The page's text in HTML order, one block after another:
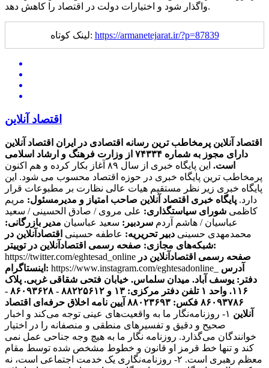
واگذار شود و اختیارات دولت در اقتصاد را کاهش دهد.
لینک کوتاه: https://armanetejarat.ir/?p=87839
اقتصاد آنلاین
اقتصاد آنلاین پرمخاطب ترین رسانه اقتصادی در ایران اقتصاد آنلاین
دارای مجوز به شماره ۷۴۳۳۴ از وزارت فرهنگ و ارشاد اسلامی
است.
این پایگاه خبری از سال ۸۹ آغاز بکار کرده و هم اکنون
پرمخاطب ترین پایگاه خبری در حوزه اقتصاد محسوب می شود. این
پایگاه خبری زیر نظر مستقیم هیات عالی نظارت بر مطبوعات قرار
دارد. پایگاه خبری اقتصاد آنلاین صاحب امتیاز و مدیرمسئول: مریم
کاظمی شورای سیاستگذاری: علی مروی / صادق الحسینی / سعید
عباسیان / هاشم آردم سردبیر: سعید عباسیان مدیر بازرگانی:
محمدمهدی حسینی دبیر تحریریه: عاطفه حسینی اقتصادآنلاین در
شبکه‌های مجازی:صفحه رسمی اقتصادآنلاین در توییتر:
https://twitter.com/eghtesad_online صفحه رسمی اقتصادآنلاین در
اینستاگرام: https://www.instagram.com/eghtesadonline_ آدرس
دفتر: یوسف آباد. میدان سلماس. خیابان فتحی شقاقی غربی. پلاک
۱۱۶. واحد ۱
تلفن دفتر مرکزی: ۱۳ و ۸۸۲۲۵۶۱۲ - ۸۶۰۹۳۶۲۸ -
۸۶۰۹۳۷۸۶ فکس: ۸۸۰۲۳۶۹۳
آیین نامه اخلاق حرفه‌ای اقتصاد
آنلاین
۱- روزنامه‌نگار ما به واقعیت‌های عینی توجه می‌کند و اخبار
صحیح و دقیق و تفسیرهای منطقی و منصفانه را در اختیار
خوانندگان می‌گذارد. روزنامه نگار ما به هیچ وجه جناحی عمل نمی
کند و تنها خط قرمز او قانون و خطوط مشخص شده توسط مقام
معظم رهبری است. ۲- روزنامه‌نگاری یک خدمت اجتماعی است، نه